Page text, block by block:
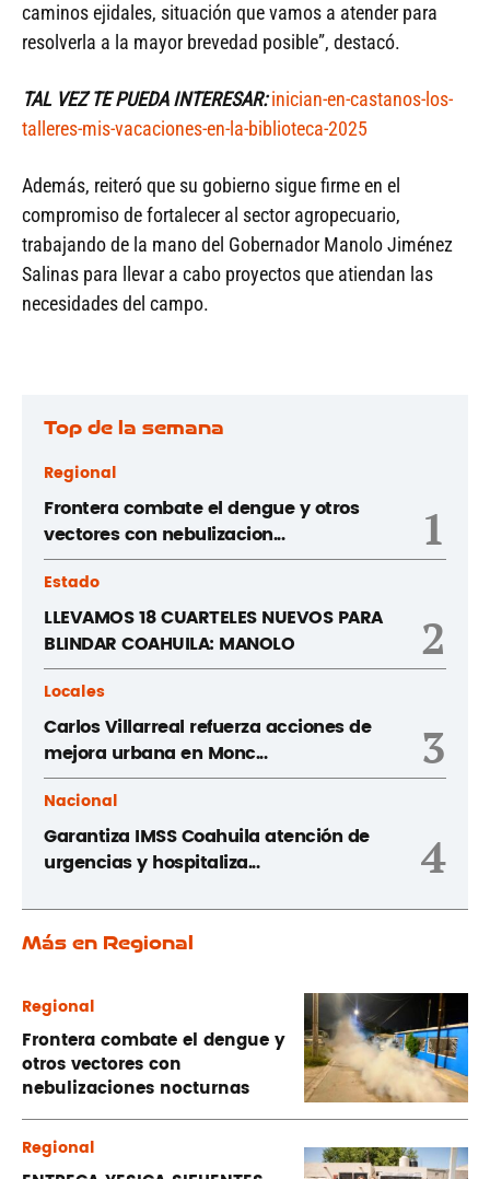
caminos ejidales, situación que vamos a atender para
resolverla a la mayor brevedad posible”, destacó.
TAL VEZ TE PUEDA INTERESAR: inician-en-castanos-los-
talleres-mis-vacaciones-en-la-biblioteca-2025
Además, reiteró que su gobierno sigue firme en el
compromiso de fortalecer al sector agropecuario,
trabajando de la mano del Gobernador Manolo Jiménez
Salinas para llevar a cabo proyectos que atiendan las
necesidades del campo.
Top de la semana
Regional
Frontera combate el dengue y otros
vectores con nebulizacion...
1
Estado
LLEVAMOS 18 CUARTELES NUEVOS PARA
BLINDAR COAHUILA: MANOLO
2
Locales
Carlos Villarreal refuerza acciones de
mejora urbana en Monc...
3
Nacional
Garantiza IMSS Coahuila atención de
urgencias y hospitaliza...
4
Más en Regional
Regional
Frontera combate el dengue y
otros vectores con
nebulizaciones nocturnas
Regional